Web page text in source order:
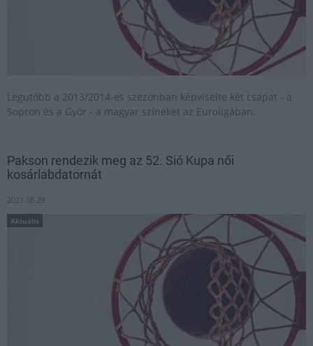
Legutóbb a 2013/2014-es szezonban képviselte két csapat - a
Sopron és a Győr - a magyar színeket az Euroligában.
Pakson rendezik meg az 52. Sió Kupa női
kosárlabdatornát
2021.08.29
Aktuális